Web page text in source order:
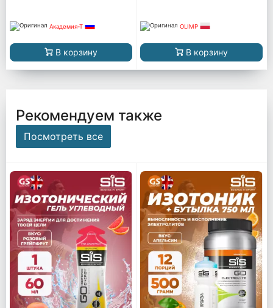
Академия-Т
В корзину
OLIMP
В корзину
Рекомендуем также
Посмотреть все